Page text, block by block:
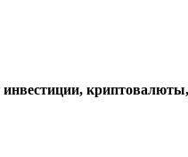
инвестиции,